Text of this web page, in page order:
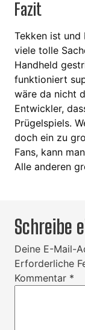
Fazit
Tekken ist und
viele tolle
Handheld
funktioniert
wäre da nicht
Entwickler,
Prügelspiels.
doch ein zu
Fans, kann
Alle anderen
Schreibe
Deine E-Mail-
Erforderliche
Kommentar *